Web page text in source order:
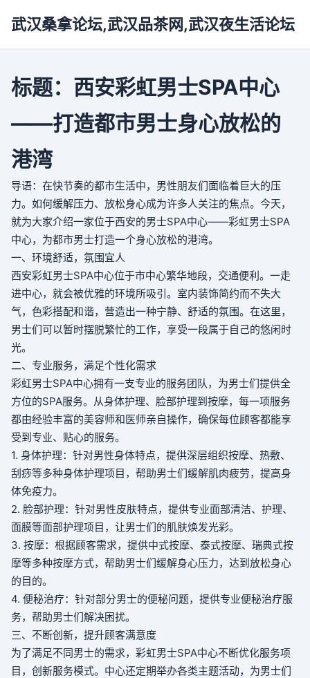
武汉桑拿论坛,武汉品茶网,武汉夜生活论坛
标题：西安彩虹男士SPA中心
——打造都市男士身心放松的
港湾
导语：在快节奏的都市生活中，男性朋友们面临着巨大的压
力。如何缓解压力、放松身心成为许多人关注的焦点。今天，
就为大家介绍一家位于西安的男士SPA中心——彩虹男士SPA
中心，为都市男士打造一个身心放松的港湾。
一、环境舒适，氛围宜人
西安彩虹男士SPA中心位于市中心繁华地段，交通便利。一走
进中心，就会被优雅的环境所吸引。室内装饰简约而不失大
气，色彩搭配和谐，营造出一种宁静、舒适的氛围。在这里，
男士们可以暂时摆脱繁忙的工作，享受一段属于自己的悠闲时
光。
二、专业服务，满足个性化需求
彩虹男士SPA中心拥有一支专业的服务团队，为男士们提供全
方位的SPA服务。从身体护理、脸部护理到按摩，每一项服务
都由经验丰富的美容师和医师亲自操作，确保每位顾客都能享
受到专业、贴心的服务。
1. 身体护理：针对男性身体特点，提供深层组织按摩、热敷、
刮痧等多种身体护理项目，帮助男士们缓解肌肉疲劳，提高身
体免疫力。
2. 脸部护理：针对男性皮肤特点，提供专业面部清洁、护理、
面膜等面部护理项目，让男士们的肌肤焕发光彩。
3. 按摩：根据顾客需求，提供中式按摩、泰式按摩、瑞典式按
摩等多种按摩方式，帮助男士们缓解身心压力，达到放松身心
的目的。
4. 便秘治疗：针对部分男士的便秘问题，提供专业便秘治疗服
务，帮助男士们解决困扰。
三、不断创新，提升顾客满意度
为了满足不同男士的需求，彩虹男士SPA中心不断优化服务项
目，创新服务模式。中心还定期举办各类主题活动，为男士们